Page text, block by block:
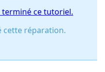
terminé ce tutoriel.
cette réparation.